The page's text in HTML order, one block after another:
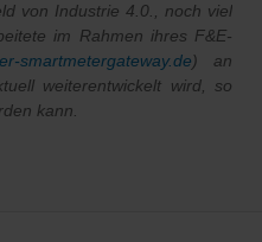
von Industrie 4.0., noch viel
im Rahmen ihres F&E-
smartmetergateway.de) an
weiterentwickelt wird, so
kann.